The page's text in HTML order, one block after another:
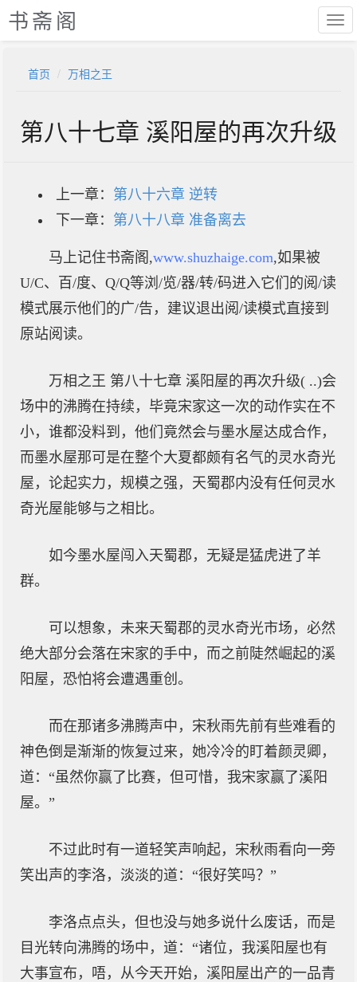
书斋阁
首页 万相之王
第八十七章 溪阳屋的再次升级
上一章： 第八十六章 逆转
下一章： 第八十八章 准备离去
马上记住书斋阁,www.shuzhaige.com,如果被
U/C、百/度、Q/Q等浏/览/器/转/码进入它们的阅/读
模式展示他们的广/告，建议退出阅/读模式直接到
原站阅读。
万相之王 第八十七章 溪阳屋的再次升级( ..)会
场中的沸腾在持续，毕竟宋家这一次的动作实在不
小，谁都没料到，他们竟然会与墨水屋达成合作，
而墨水屋那可是在整个大夏都颇有名气的灵水奇光
屋，论起实力，规模之强，天蜀郡内没有任何灵水
奇光屋能够与之相比。
如今墨水屋闯入天蜀郡，无疑是猛虎进了羊
群。
可以想象，未来天蜀郡的灵水奇光市场，必然
绝大部分会落在宋家的手中，而之前陡然崛起的溪
阳屋，恐怕将会遭遇重创。
而在那诸多沸腾声中，宋秋雨先前有些难看的
神色倒是渐渐的恢复过来，她冷冷的盯着颜灵卿，
道：“虽然你赢了比赛，但可惜，我宋家赢了溪阳
屋。”
不过此时有一道轻笑声响起，宋秋雨看向一旁
笑出声的李洛，淡淡的道：“很好笑吗？”
李洛点点头，但也没与她多说什么废话，而是
目光转向沸腾的场中，道：“诸位，我溪阳屋也有
大事宣布，唔，从今天开始，溪阳屋出产的一品青